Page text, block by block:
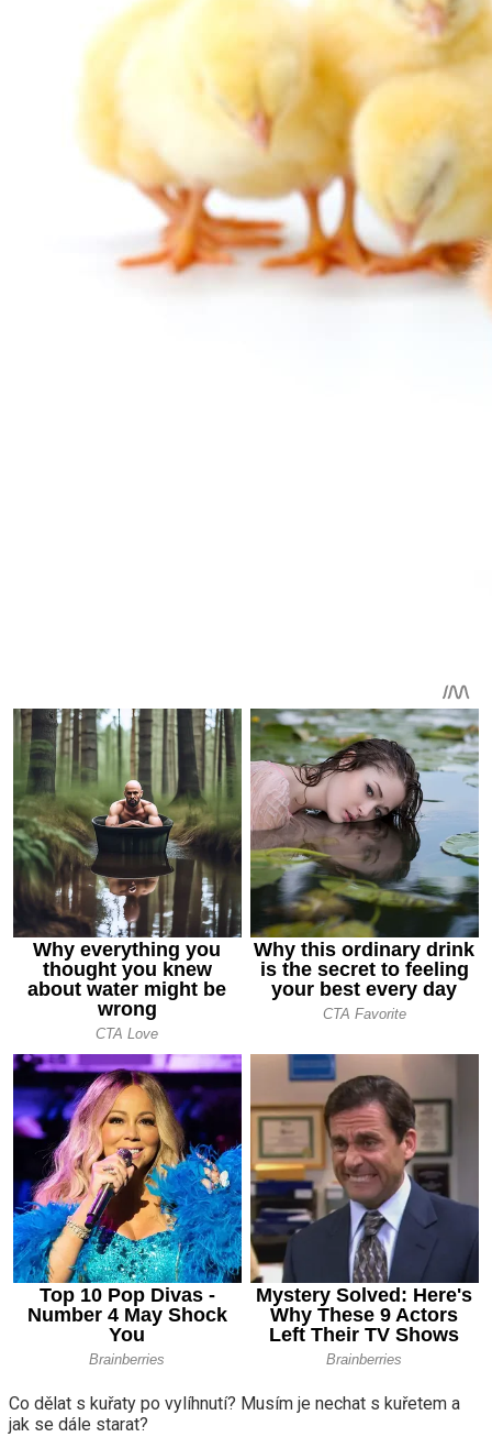
Co dělat s kuřaty po vylíhnutí? Musím je nechat s kuřetem a
jak se dále starat?